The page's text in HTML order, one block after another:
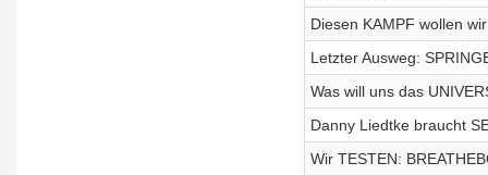
Diesen KAMPF wollen
Letzter Ausweg:
Was will uns das
Danny Liedtke braucht
Wir TESTEN: